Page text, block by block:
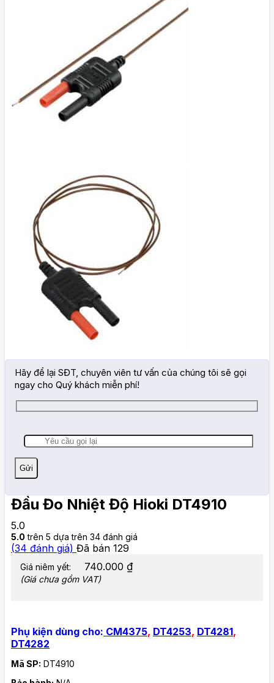
Hãy để lại SĐT, chuyên viên tư vấn của chúng tôi sẽ gọi
ngay cho Quý khách miễn phí!
Đầu Đo Nhiệt Độ Hioki DT4910
5.0
5.0 trên 5 dựa trên 34 đánh giá
(34 đánh giá) Đã bán 129
Giá niêm yết: 740.000 ₫
(Giá chưa gồm VAT)
Phụ kiện dùng cho: CM4375, DT4253, DT4281,
DT4282
Mã SP: DT4910